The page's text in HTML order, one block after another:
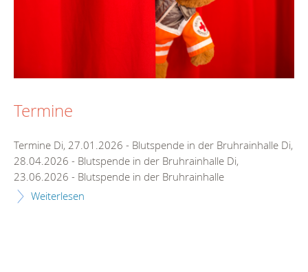
Termine
Termine Di, 27.01.2026 - Blutspende in der Bruhrainhalle Di,
28.04.2026 - Blutspende in der Bruhrainhalle Di,
23.06.2026 - Blutspende in der Bruhrainhalle
Weiterlesen